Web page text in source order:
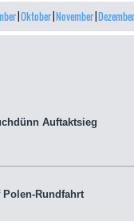
Oktober November Dezember
Auftaktsieg
Rundfahrt